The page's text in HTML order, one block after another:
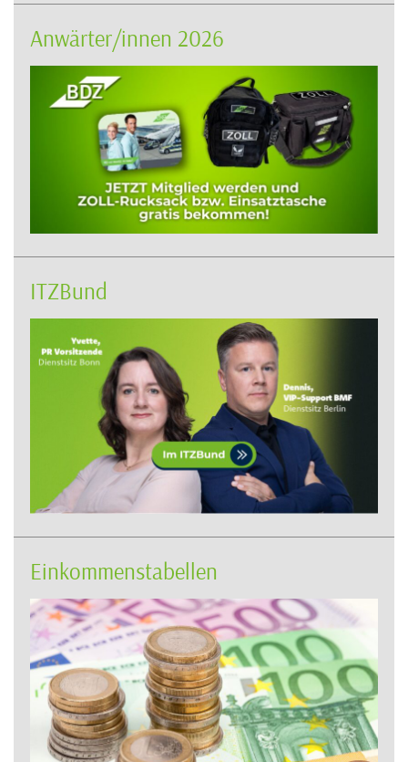
Anwärter/innen 2026
ITZBund
Einkommenstabellen